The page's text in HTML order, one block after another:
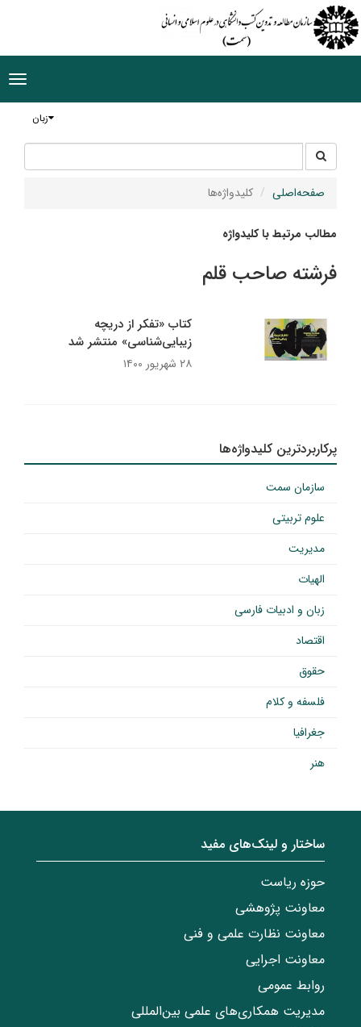
زبان
جستجو
در
سایت
صفحه‌اصلی کلیدواژه‌ها
مطالب مرتبط با کلیدواژه
فرشته صاحب قلم
کتاب «تفکر از دریچه
زیبایی‌شناسی» منتشر شد
۲۸ شهریور ۱۴۰۰
پرکاربردترین کلیدواژه‌ها
سازمان سمت
علوم تربیتی
مدیریت
الهیات
زبان و ادبیات فارسی
اقتصاد
حقوق
فلسفه و کلام
جغرافیا
هنر
ساختار‌‌ و‌‌ لینک‌های مفید
حوزه ریاست
معاونت پژوهشی
معاونت نظارت علمی و فنی
معاونت اجرایی
روابط عمومی
مدیریت همکاری‌های علمی بین‌المللی